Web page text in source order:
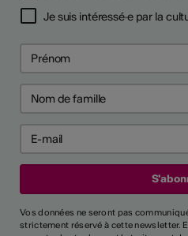
Je suis intéressé·e par la
Vos données ne seront pas
strictement réservé à cette newsletter.